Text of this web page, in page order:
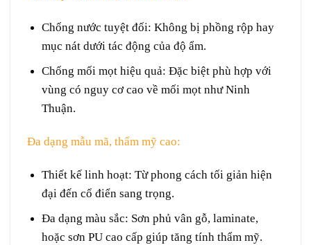
Chống nước tuyệt đối: Không bị phồng rộp hay
mục nát dưới tác động của độ ẩm.
Chống mối mọt hiệu quả: Đặc biệt phù hợp với
vùng có nguy cơ cao về mối mọt như Ninh
Thuận.
Đa dạng mẫu mã, thẩm mỹ cao:
Thiết kế linh hoạt: Từ phong cách tối giản hiện
đại đến cổ điển sang trọng.
Đa dạng màu sắc: Sơn phủ vân gỗ, laminate,
hoặc sơn PU cao cấp giúp tăng tính thẩm mỹ.